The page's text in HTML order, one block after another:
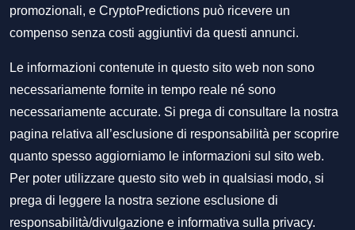
promozionali, e CryptoPredictions può ricevere un
compenso senza costi aggiuntivi da questi annunci.
Le informazioni contenute in questo sito web non sono
necessariamente fornite in tempo reale né sono
necessariamente accurate. Si prega di consultare la nostra
pagina relativa all’esclusione di responsabilità per scoprire
quanto spesso aggiorniamo le informazioni sul sito web.
Per poter utilizzare questo sito web in qualsiasi modo, si
prega di leggere la nostra sezione esclusione di
responsabilità/divulgazione e informativa sulla privacy.